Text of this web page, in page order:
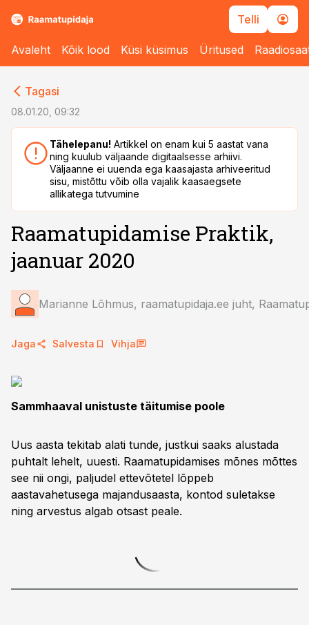
Telli
Avaleht Kõik lood Küsi küsimus Üritused
Tagasi
08.01.20, 09:32
Tähelepanu! Artikkel on enam kui 5 aastat vana
ning kuulub väljaande digitaalsesse arhiivi.
Väljaanne ei uuenda ega kaasajasta arhiveeritud
sisu, mistõttu võib olla vajalik kaasaegsete
allikatega tutvumine
Raamatupidamise Praktik,
jaanuar 2020
Marianne Lõhmus, raamatupidaja.ee juht,
Jaga Salvesta Vihja
Sammhaaval unistuste täitumise poole
Uus aasta tekitab alati tunde, justkui saaks alustada
puhtalt lehelt, uuesti. Raamatupidamises mõnes mõttes
see nii ongi, paljudel ettevõtetel lõppeb
aastavahetusega majandusaasta, kontod suletakse
ning arvestus algab otsast peale.